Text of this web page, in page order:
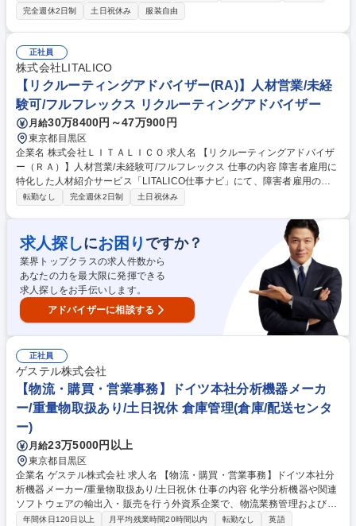
バックオフィスから守り、会社の発展に寄与するお仕事です。 ■子会社ビ
ギにおける給与計算および社会保険関連手続き ■従業員の勤怠管理および
データ集計 ■社員の異動、入退社に伴う各種手続きの実行 ■社員からの労
務関連の相談受付および対応業務全般 ■ビギHD本社に勤務し、グループ
を牽引する中核企業の労務全般を担います。新規募集のポジションであ
り、自らの手で業務プロセスを改善し、より良い就業環境の構築に直接貢
献できるやりがいがあります。 募集職種 【給与労務】三井物産100％出
資/ビギHD本社勤務/働きやすさを追求できる環境
完全週休2日制
土日祝休み 服装自由
正社員
株式会社LITALICO
【リクルーティングアドバイザー(RA)】人材営業/未経
験可/フルフレックス リクルーティングアドバイザー
月給30万8400円～47万900円
東京都目黒区
企業名 株式会社ＬＩＴＡＬＩＣＯ 求人名 【リクルーティングアドバイザ
ー（ＲＡ）】人材営業/未経験可/フルフレックス 仕事の内容 障害者雇用に
特化した人材紹介サービス「LITALICO仕事ナビ」にて、障害者雇用の課
題を解決する人材コンサルティング営業（リクルーティングアドバイザ
企業（主に人事担当者様）と求人内容のすり合わせ ■採用ニーズをふまえ
た採用計画の立案 ■キャリアアドバイザー（求職者担当）への求人訴求 ■
企業への人材のご紹介 ■求職者との面接対策 ■結果回収～内定後のクロー
ジングや入社後のサポート 募集職種 【リクルーティングアドバイザー
（ＲＡ）】人材営業/未経験可/フルフレックス
転勤なし 完全週休2日制 土日祝休み
求人探しにお困り ですか？
業界トップクラスの求人件数から
あなたの力を最大限に発揮できる
求人探しをお手伝いします。
アドバイザーに相談する
正社員
ゲステル株式会社
【物流・購買・営業事務】ドイツ本社分析機器メーカ
ー/重量物取扱あり/土日祝休 倉庫管理(倉庫/配送センタ
ー)
月給23万5000円以上
東京都目黒区
企業名 ゲステル株式会社 求人名 【物流・購買・営業事務】ドイツ本社分
析機器メーカー/重量物取扱あり/土日祝休 仕事の内容 化学分析機器や関連
ソフトウェアの輸出入・販売を行う外資系企業で、物流業務管理および物
流倉庫管理の担当を募集。受発注、調達、検品・梱包・出荷、輸入品の入
年間休日120日以上 月平均残業時間20時間以内 転勤なし
英語